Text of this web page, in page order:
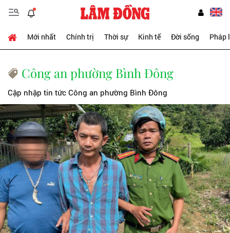
Mới nhất Chính trị Thời sự Kinh tế Đời sống Pháp
Công an phường Bình Đông
Cập nhập tin tức Công an phường Bình Đông